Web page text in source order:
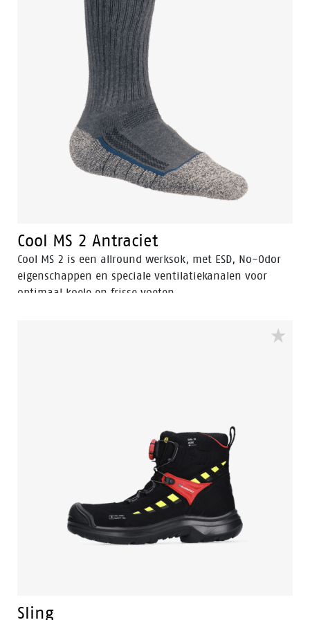
Cool MS 2 Antraciet
Cool MS 2 is een allround werksok, met ESD, No-Odor
eigenschappen en speciale ventilatiekanalen voor
optimaal koele en frisse voeten.
Sling